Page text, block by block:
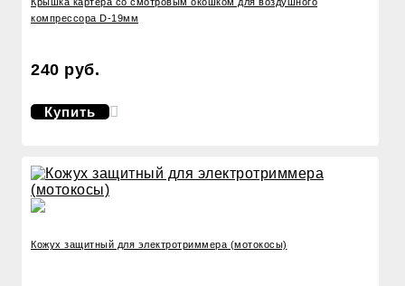
компрессора D-19мм
240 руб.
Купить
Кожух защитный для электротриммера (мотокосы)